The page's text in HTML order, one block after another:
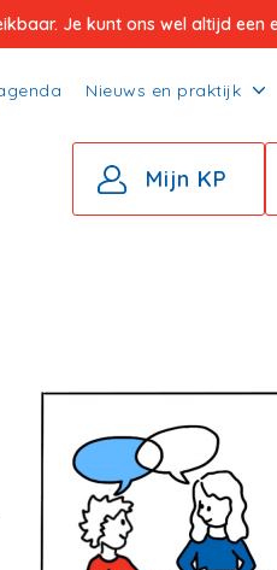
Je kunt ons wel altijd een
Nieuws en praktijk
Mijn KP